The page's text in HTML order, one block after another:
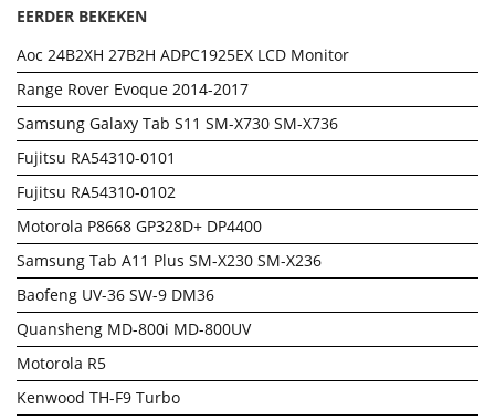
EERDER BEKEKEN
Aoc 24B2XH 27B2H ADPC1925EX LCD Monitor
Range Rover Evoque 2014-2017
Samsung Galaxy Tab S11 SM-X730 SM-X736
Fujitsu RA54310-0101
Fujitsu RA54310-0102
Motorola P8668 GP328D+ DP4400
Samsung Tab A11 Plus SM-X230 SM-X236
Baofeng UV-36 SW-9 DM36
Quansheng MD-800i MD-800UV
Motorola R5
Kenwood TH-F9 Turbo